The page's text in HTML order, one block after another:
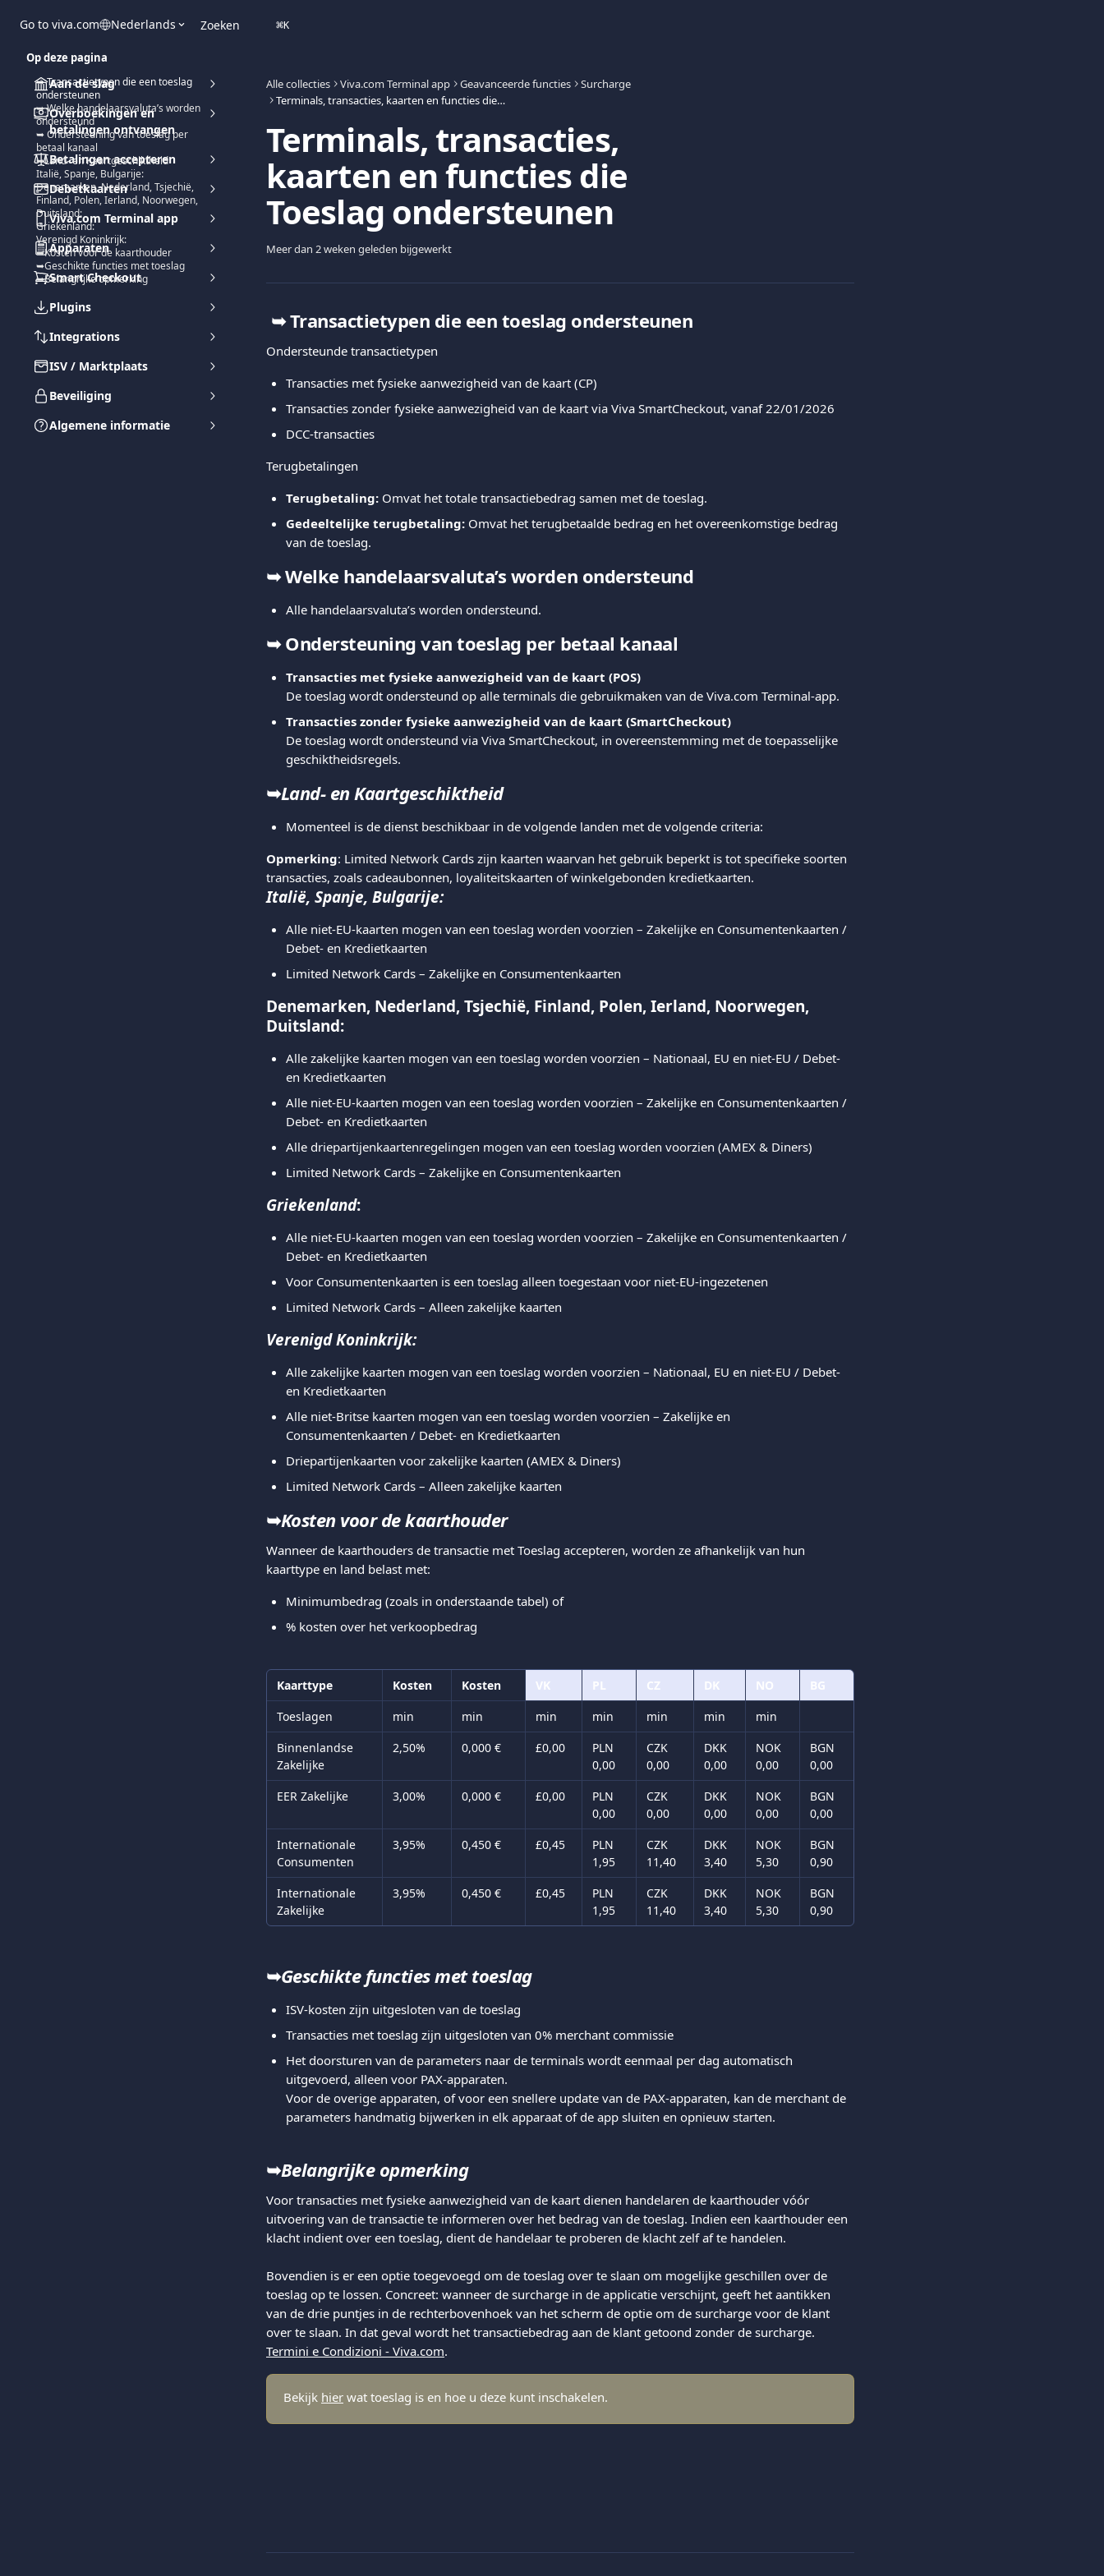
Go to viva.com Nederlands Zoeken ⌘K
Aan de slag
Overboekingen en
betalingen ontvangen
Betalingen accepteren
Debetkaarten
Viva.com Terminal app
Apparaten
Smart Checkout
Plugins
Integrations
ISV / Marktplaats
Beveiliging
Algemene informatie
Alle collecties Viva.com Terminal app Geavanceerde functies
Surcharge
Terminals, transacties, kaarten en functies die Toeslag ondersteunen
Terminals, transacties,
kaarten en functies die
Toeslag ondersteunen
Meer dan 2 weken geleden bijgewerkt
➥ Transactietypen die een toeslag ondersteunen
Ondersteunde transactietypen
Transacties met fysieke aanwezigheid van de kaart (CP)
Transacties zonder fysieke aanwezigheid van de kaart via Viva SmartCheckout, vanaf 22/01/2026
DCC-transacties
Terugbetalingen
Terugbetaling: Omvat het totale transactiebedrag samen met de toeslag.
Gedeeltelijke terugbetaling: Omvat het terugbetaalde bedrag en het overeenkomstige bedrag
van de toeslag.
➥ Welke handelaarsvaluta’s worden ondersteund
Alle handelaarsvaluta’s worden ondersteund.
➥ Ondersteuning van toeslag per betaal kanaal
Transacties met fysieke aanwezigheid van de kaart (POS)
De toeslag wordt ondersteund op alle terminals die gebruikmaken van de Viva.com Terminal-app.
Transacties zonder fysieke aanwezigheid van de kaart (SmartCheckout)
De toeslag wordt ondersteund via Viva SmartCheckout, in overeenstemming met de toepasselijke
geschiktheidsregels.
➥Land- en Kaartgeschiktheid
Momenteel is de dienst beschikbaar in de volgende landen met de volgende criteria:
Opmerking: Limited Network Cards zijn kaarten waarvan het gebruik beperkt is tot specifieke soorten
transacties, zoals cadeaubonnen, loyaliteitskaarten of winkelgebonden kredietkaarten.
Italië, Spanje, Bulgarije:
Alle niet-EU-kaarten mogen van een toeslag worden voorzien – Zakelijke en Consumentenkaarten /
Debet- en Kredietkaarten
Limited Network Cards – Zakelijke en Consumentenkaarten
Denemarken, Nederland, Tsjechië, Finland, Polen, Ierland, Noorwegen,
Duitsland:
Alle zakelijke kaarten mogen van een toeslag worden voorzien – Nationaal, EU en niet-EU / Debet-
en Kredietkaarten
Alle niet-EU-kaarten mogen van een toeslag worden voorzien – Zakelijke en Consumentenkaarten /
Debet- en Kredietkaarten
Alle driepartijenkaartenregelingen mogen van een toeslag worden voorzien (AMEX & Diners)
Limited Network Cards – Zakelijke en Consumentenkaarten
Griekenland:
Alle niet-EU-kaarten mogen van een toeslag worden voorzien – Zakelijke en Consumentenkaarten /
Debet- en Kredietkaarten
Voor Consumentenkaarten is een toeslag alleen toegestaan voor niet-EU-ingezetenen
Limited Network Cards – Alleen zakelijke kaarten
Verenigd Koninkrijk:
Alle zakelijke kaarten mogen van een toeslag worden voorzien – Nationaal, EU en niet-EU / Debet-
en Kredietkaarten
Alle niet-Britse kaarten mogen van een toeslag worden voorzien – Zakelijke en
Consumentenkaarten / Debet- en Kredietkaarten
Driepartijenkaarten voor zakelijke kaarten (AMEX & Diners)
Limited Network Cards – Alleen zakelijke kaarten
➥Kosten voor de kaarthouder
Wanneer de kaarthouders de transactie met Toeslag accepteren, worden ze afhankelijk van hun
kaarttype en land belast met:
Minimumbedrag (zoals in onderstaande tabel) of
% kosten over het verkoopbedrag
Kaarttype Kosten Kosten VK PL CZ DK NO
BG
Toeslagen
min min min min min min
min
Binnenlandse
Zakelijke
2,50% 0,000 € £0,00
PLN
0,00
CZK
0,00
DKK
0,00
NOK
0,00
BGN
0,00
EER Zakelijke
3,00% 0,000 € £0,00
PLN
0,00
CZK
0,00
DKK
0,00
NOK
0,00
BGN
0,00
Internationale
Consumenten
3,95% 0,450 € £0,45
PLN
1,95
CZK
11,40
DKK
3,40
NOK
5,30
BGN
0,90
Internationale
Zakelijke
3,95% 0,450 € £0,45
PLN
1,95
CZK
11,40
DKK
3,40
NOK
5,30
BGN
0,90
➥Geschikte functies met toeslag
ISV-kosten zijn uitgesloten van de toeslag
Transacties met toeslag zijn uitgesloten van 0% merchant commissie
Het doorsturen van de parameters naar de terminals wordt eenmaal per dag automatisch
uitgevoerd, alleen voor PAX-apparaten.
Voor de overige apparaten, of voor een snellere update van de PAX-apparaten, kan de merchant de
parameters handmatig bijwerken in elk apparaat of de app sluiten en opnieuw starten.
➥Belangrijke opmerking
Voor transacties met fysieke aanwezigheid van de kaart dienen handelaren de kaarthouder vóór
uitvoering van de transactie te informeren over het bedrag van de toeslag. Indien een kaarthouder een
klacht indient over een toeslag, dient de handelaar te proberen de klacht zelf af te handelen.
Bovendien is er een optie toegevoegd om de toeslag over te slaan om mogelijke geschillen over de
toeslag op te lossen. Concreet: wanneer de surcharge in de applicatie verschijnt, geeft het aantikken
van de drie puntjes in de rechterbovenhoek van het scherm de optie om de surcharge voor de klant
over te slaan. In dat geval wordt het transactiebedrag aan de klant getoond zonder de surcharge.
Termini e Condizioni - Viva.com.
Bekijk hier wat toeslag is en hoe u deze kunt inschakelen.
Op deze pagina
➥ Transactietypen die een toeslag
ondersteunen
➥ Welke handelaarsvaluta’s worden
ondersteund
➥ Ondersteuning van toeslag per
betaal kanaal
➥Land- en Kaartgeschiktheid
Italië, Spanje, Bulgarije:
Denemarken, Nederland, Tsjechië,
Finland, Polen, Ierland, Noorwegen,
Duitsland:
Griekenland:
Verenigd Koninkrijk:
➥Kosten voor de kaarthouder
➥Geschikte functies met toeslag
➥Belangrijke opmerking